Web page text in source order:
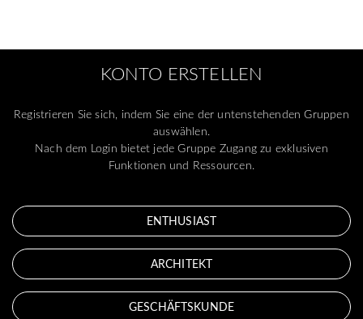
KONTO ERSTELLEN
Registrieren Sie sich, indem Sie eine der untenstehenden Gruppen
auswählen.
Nach dem Login bietet jede Gruppe Zugang zu exklusiven
Funktionen und Ressourcen.
ENTHUSIAST
ARCHITEKT
GESCHÄFTSKUNDE